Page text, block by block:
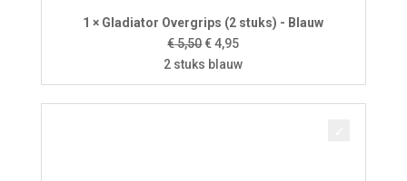
1 × Gladiator Overgrips (2 stuks) - Blauw
€5,50Oorspronkelijke
prijs
was:
€ 5,50.
€4,95Huidige
prijs
is:
€ 4,95.
2 stuks blauw